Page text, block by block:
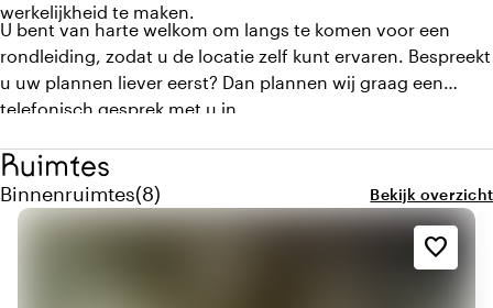
werkelijkheid te maken.
U bent van harte welkom om langs te komen voor een
rondleiding, zodat u de locatie zelf kunt ervaren. Bespreekt
u uw plannen liever eerst? Dan plannen wij graag een
telefonisch gesprek met u in.
Ruimtes
Binnenruimtes
Aantal binnenruimtes: 8
(8) Bekijk overzicht
favorite_border